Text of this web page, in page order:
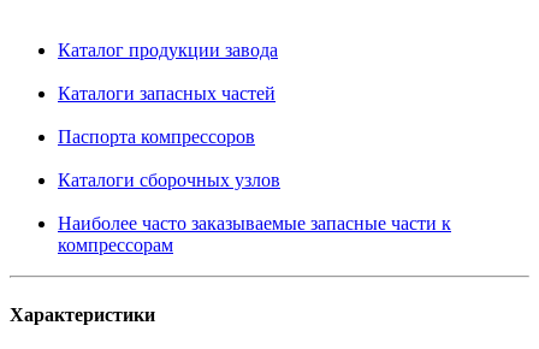
Каталог продукции завода
Каталоги запасных частей
Паспорта компрессоров
Каталоги сборочных узлов
Наиболее часто заказываемые запасные части к
компрессорам
Характеристики